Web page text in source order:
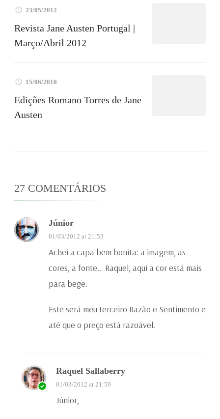
23/05/2012
Revista Jane Austen Portugal |
Março/Abril 2012
15/06/2010
Edições Romano Torres de Jane
Austen
27 COMENTÁRIOS
Júnior
01/03/2012 at 21:53
Achei a capa bem bonita: a imagem, as
cores, a fonte… Raquel, aqui a cor está mais
para bege.
Este será meu terceiro Razão e Sentimento e
até que o preço está razoável.
Raquel Sallaberry
01/03/2012 at 21:59
Júnior,